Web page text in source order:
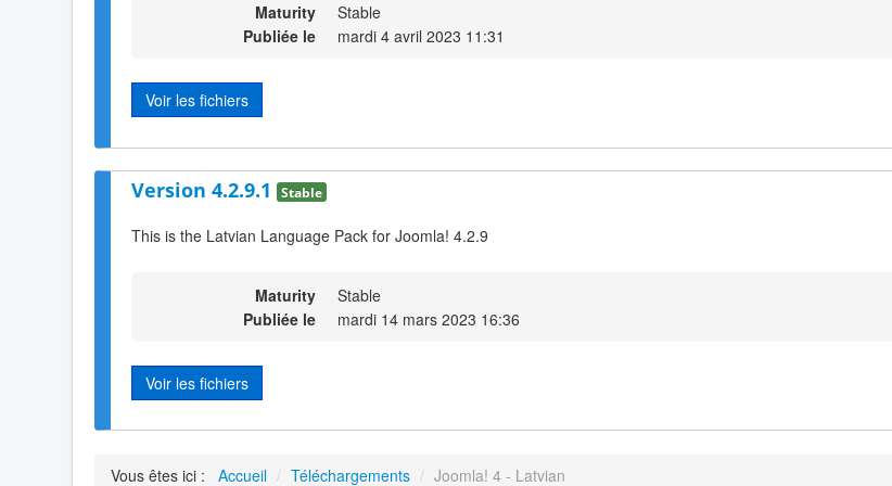
Maturity
Stable
Publiée le
mardi 4 avril 2023 11:31
Voir les fichiers
Version 4.2.9.1 Stable
This is the Latvian Language Pack for Joomla! 4.2.9
Maturity
Stable
Publiée le
mardi 14 mars 2023 16:36
Voir les fichiers
Vous êtes ici : Accueil / Téléchargements / Joomla! 4 - Latvian